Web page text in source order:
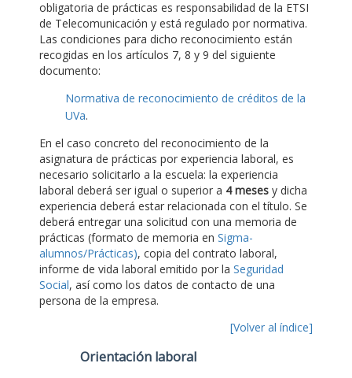
obligatoria de prácticas es responsabilidad de la ETSI
de Telecomunicación y está regulado por normativa.
Las condiciones para dicho reconocimiento están
recogidas en los artículos 7, 8 y 9 del siguiente
documento:
Normativa de reconocimiento de créditos de la
UVa.
En el caso concreto del reconocimiento de la
asignatura de prácticas por experiencia laboral, es
necesario solicitarlo a la escuela: la experiencia
laboral deberá ser igual o superior a 4 meses y dicha
experiencia deberá estar relacionada con el título. Se
deberá entregar una solicitud con una memoria de
prácticas (formato de memoria en Sigma-
alumnos/Prácticas), copia del contrato laboral,
informe de vida laboral emitido por la Seguridad
Social, así como los datos de contacto de una
persona de la empresa.
[Volver al índice]
Orientación laboral